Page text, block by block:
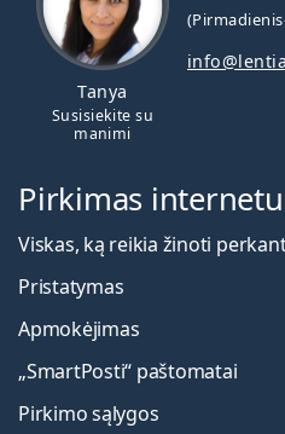
Tanya
Susisiekite su
manimi
Pirkimas internetu
Viskas, ką reikia žinoti
Pristatymas
Apmokėjimas
„SmartPosti“ paštomatai
Pirkimo sąlygos